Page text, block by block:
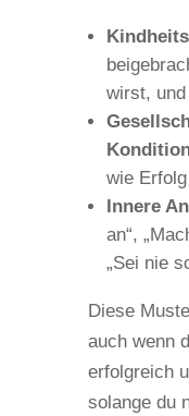
wirst,
wie
Innere
an“,
„Sei nie
Diese
auch wenn
erfolgreich
solange du